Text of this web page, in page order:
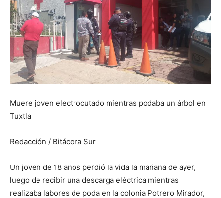
Muere joven electrocutado mientras podaba un árbol en
Tuxtla
Redacción / Bitácora Sur
Un joven de 18 años perdió la vida la mañana de ayer,
luego de recibir una descarga eléctrica mientras
realizaba labores de poda en la colonia Potrero Mirador,